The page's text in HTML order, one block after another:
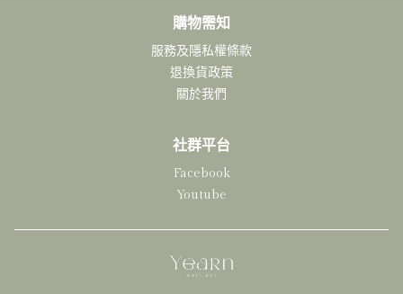
購物需知
服務及隱私權條款
退換貨政策
關於我們
社群平台
Facebook
Youtube